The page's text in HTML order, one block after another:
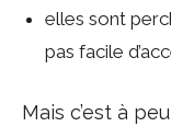
elles sont
pas facile
Mais c’est à